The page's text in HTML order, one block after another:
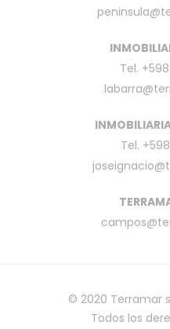
Tel.
Tel.
© 2020 Terramar
Todos los